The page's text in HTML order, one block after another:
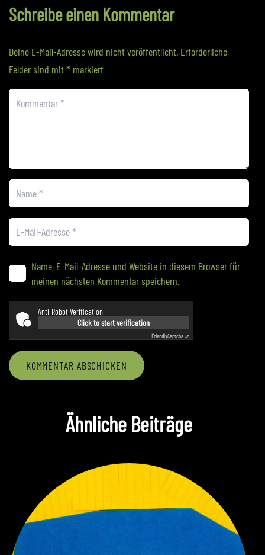
Schreibe einen Kommentar
Deine E-Mail-Adresse wird nicht veröffentlicht. Erforderliche
Felder sind mit* markiert
Name, E-Mail-Adresse und Website in diesem Browser für
meinen nächsten Kommentar speichern.
Anti-Robot Verification
Click to start verification
FriendlyCaptcha ⇗
KOMMENTAR ABSCHICKEN
Ähnliche Beiträge